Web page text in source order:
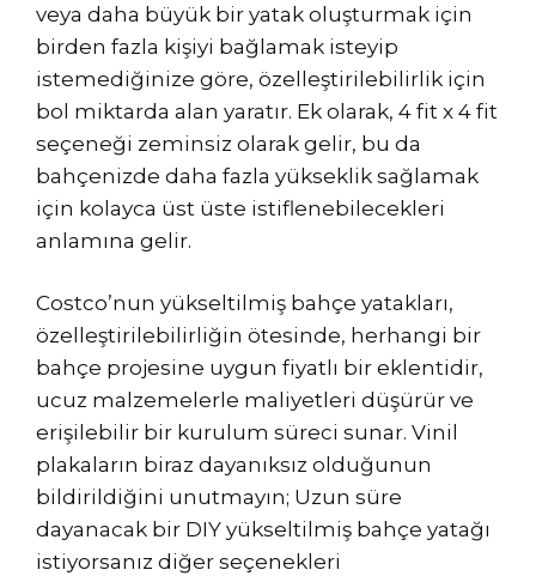
veya daha büyük bir yatak oluşturmak için
birden fazla kişiyi bağlamak isteyip
istemediğinize göre, özelleştirilebilirlik için
bol miktarda alan yaratır. Ek olarak, 4 fit x 4 fit
seçeneği zeminsiz olarak gelir, bu da
bahçenizde daha fazla yükseklik sağlamak
için kolayca üst üste istiflenebilecekleri
anlamına gelir.
Costco’nun yükseltilmiş bahçe yatakları,
özelleştirilebilirliğin ötesinde, herhangi bir
bahçe projesine uygun fiyatlı bir eklentidir,
ucuz malzemelerle maliyetleri düşürür ve
erişilebilir bir kurulum süreci sunar. Vinil
plakaların biraz dayanıksız olduğunun
bildirildiğini unutmayın; Uzun süre
dayanacak bir DIY yükseltilmiş bahçe yatağı
istiyorsanız diğer seçenekleri